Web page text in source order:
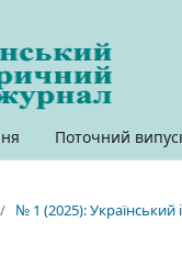
Поточний
/ № 1 (2025):